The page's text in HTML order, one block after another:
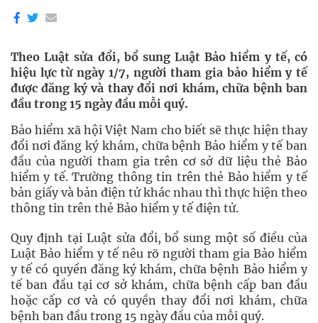
Theo Luật sửa đổi, bổ sung Luật Bảo hiểm y tế, có
hiệu lực từ ngày 1/7, người tham gia bảo hiểm y tế
được đăng ký và thay đổi nơi khám, chữa bệnh ban
đầu trong 15 ngày đầu mỗi quý.
Bảo hiểm xã hội Việt Nam cho biết sẽ thực hiện thay
đổi nơi đăng ký khám, chữa bệnh Bảo hiểm y tế ban
đầu của người tham gia trên cơ sở dữ liệu thẻ Bảo
hiểm y tế. Trường thông tin trên thẻ Bảo hiểm y tế
bản giấy và bản điện tử khác nhau thì thực hiện theo
thông tin trên thẻ Bảo hiểm y tế điện tử.
Quy định tại Luật sửa đổi, bổ sung một số điều của
Luật Bảo hiểm y tế nêu rõ người tham gia Bảo hiểm
y tế có quyền đăng ký khám, chữa bệnh Bảo hiểm y
tế ban đầu tại cơ sở khám, chữa bệnh cấp ban đầu
hoặc cấp cơ và có quyền thay đổi nơi khám, chữa
bệnh ban đầu trong 15 ngày đầu của mỗi quý.